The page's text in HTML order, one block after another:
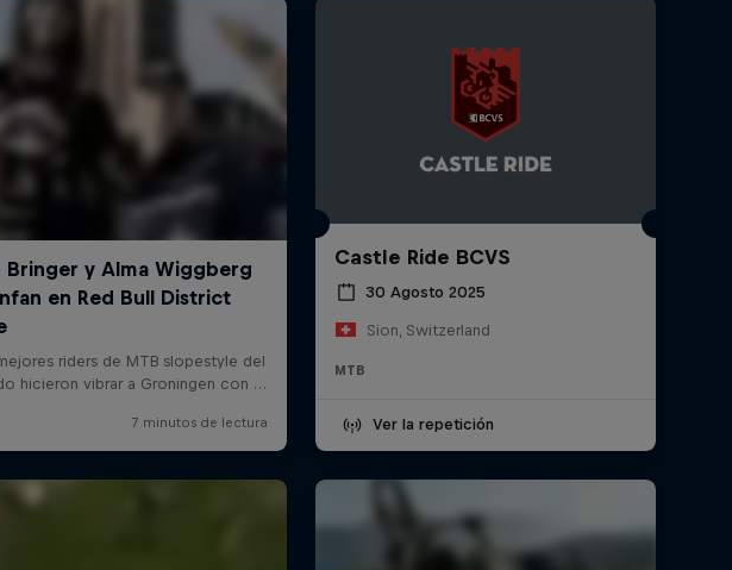
Castle Ride BCVS
30 Agosto 2025
Sion, Switzerland
MTB
Ver la repetición